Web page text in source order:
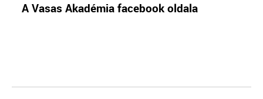
A Vasas Akadémia facebook oldala